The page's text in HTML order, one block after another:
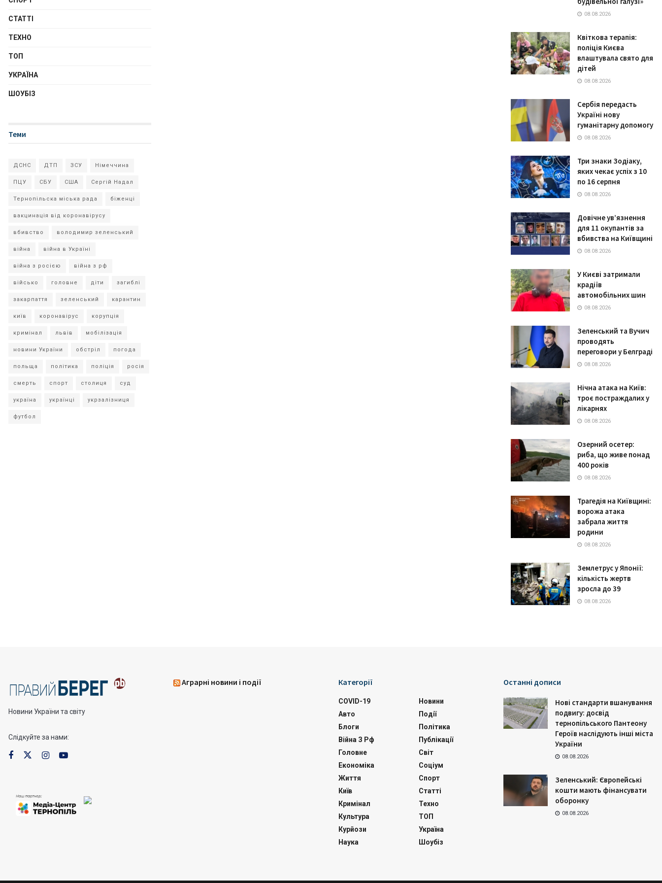
СТАТТІ
ТЕХНО
ТОП
УКРАЇНА
ШОУБІЗ
Теми
ДСНС ДТП ЗСУ Німеччина
ПЦУ СБУ США Сергій Надал
Тернопільска міська рада біженці
вакцинація від коронавірусу
вбивство володимир зеленський
війна війна в Україні
війна з росією війна з рф
військо головне діти загиблі
закарпаття зеленський карантин
київ коронавірус корупція
кримінал львів мобілізація
новини України обстріл погода
польща політика поліція росія
смерть спорт столиця суд
україна українці укрзалізниця
футбол
08.08.2026
Квіткова терапія:
поліція Києва
влаштувала свято для
дітей
08.08.2026
Сербія передасть
Україні нову
гуманітарну допомогу
08.08.2026
Три знаки Зодіаку,
яких чекає успіх з 10
по 16 серпня
08.08.2026
Довічне ув’язнення
для 11 окупантів за
вбивства на Київщині
08.08.2026
У Києві затримали
крадіїв
автомобільних шин
08.08.2026
Зеленський та Вучич
проводять
переговори у Белграді
08.08.2026
Нічна атака на Київ:
троє постраждалих у
лікарнях
08.08.2026
Озерний осетер:
риба, що живе понад
400 років
08.08.2026
Трагедія на Київщині:
ворожа атака
забрала життя
родини
08.08.2026
Землетрус у Японії:
кількість жертв
зросла до 39
08.08.2026
Новини України та світу
Слідкуйте за нами:
Аграрні новини і події Категорії
COVID-19
Авто
Блоги
Війна З Рф
Головне
Економіка
Життя
Київ
Кримінал
Культура
Курйози
Наука
Новини
Події
Політика
Публікації
Світ
Соціум
Спорт
Статті
Техно
ТОП
Україна
Шоубіз
Останні дописи
Нові стандарти вшанування
подвигу: досвід
тернопільського Пантеону
Героїв наслідують інші міста
України
08.08.2026
Зеленський: Європейські
кошти мають фінансувати
оборонку
08.08.2026